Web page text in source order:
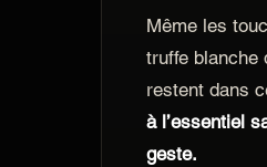
Même les
truffe blanche
restent dans
à l’essentiel
geste.